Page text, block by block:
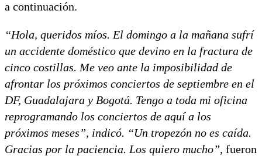
a continuación.
“Hola, queridos míos. El domingo a la mañana sufrí
un accidente doméstico que devino en la fractura de
cinco costillas. Me veo ante la imposibilidad de
afrontar los próximos conciertos de septiembre en el
DF, Guadalajara y Bogotá. Tengo a toda mi oficina
reprogramando los conciertos de aquí a los
próximos meses”, indicó. “Un tropezón no es caída.
Gracias por la paciencia. Los quiero mucho”, fueron